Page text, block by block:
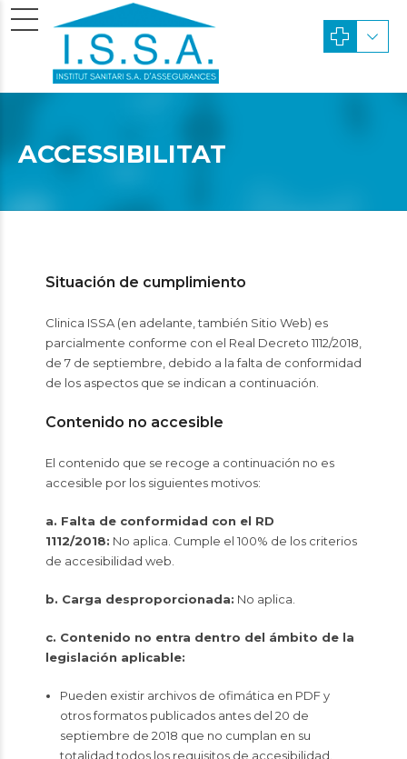
ACCESSIBILITAT
Situación de cumplimiento
Clinica ISSA (en adelante, también Sitio Web) es
parcialmente conforme con el Real Decreto 1112/2018,
de 7 de septiembre, debido a la falta de conformidad
de los aspectos que se indican a continuación.
Contenido no accesible
El contenido que se recoge a continuación no es
accesible por los siguientes motivos:
a. Falta de conformidad con el RD
1112/2018: No aplica. Cumple el 100% de los criterios
de accesibilidad web.
b. Carga desproporcionada: No aplica.
c. Contenido no entra dentro del ámbito de la
legislación aplicable:
Pueden existir archivos de ofimática en PDF y
otros formatos publicados antes del 20 de
septiembre de 2018 que no cumplan en su
totalidad todos los requisitos de accesibilidad.